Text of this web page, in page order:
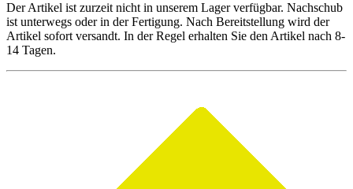
Der Artikel ist zurzeit nicht in unserem Lager verfügbar. Nachschub
ist unterwegs oder in der Fertigung. Nach Bereitstellung wird der
Artikel sofort versandt. In der Regel erhalten Sie den Artikel nach 8-
14 Tagen.